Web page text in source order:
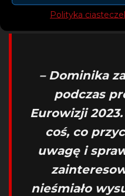
Polityka
– Dominika
podczas
Eurowizji
coś, co
uwagę i
nieśmiało